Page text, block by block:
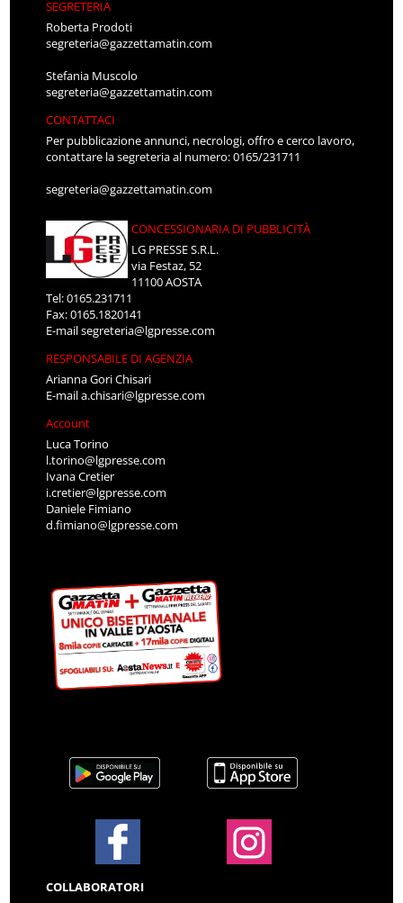
SEGRETERIA
Roberta Prodoti
segreteria@gazzettamatin.com
Stefania Muscolo
segreteria@gazzettamatin.com
CONTATTACI
Per pubblicazione annunci, necrologi, offro e cerco lavoro,
contattare la segreteria al numero: 0165/231711
segreteria@gazzettamatin.com
CONCESSIONARIA DI PUBBLICITÀ
LG PRESSE S.R.L.
via Festaz, 52
11100 AOSTA
Tel: 0165.231711
Fax: 0165.1820141
E-mailsegreteria@lgpresse.com
RESPONSABILE DI AGENZIA
Arianna Gori Chisari
E-maila.chisari@lgpresse.com
Account
Luca Torino
l.torino@lgpresse.com
Ivana Cretier
i.cretier@lgpresse.com
Daniele Fimiano
d.fimiano@lgpresse.com
COLLABORATORI